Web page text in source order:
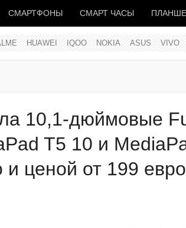
СМАРТФОНЫ СМАРТ ЧАСЫ
HUAWEI IQOO NOKIA ASUS VIVO
10,1-дюймовые
T5 10 и
ценой от 199 евро